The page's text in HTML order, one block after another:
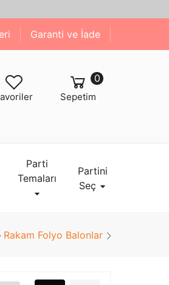
Garanti ve İade
Sepetim
0
Parti
Temaları
Partini
Seç
Rakam Folyo Balonlar